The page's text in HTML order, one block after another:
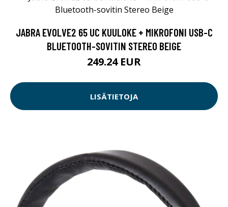
JABRA EVOLVE2 65 UC KUULOKE + MIKROFONI USB-C
BLUETOOTH-SOVITIN STEREO BEIGE
249.24 EUR
LISÄTIETOJA